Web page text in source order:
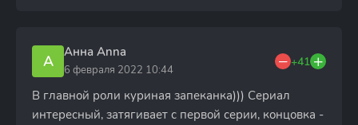
А Анна Anna
6 февраля 2022 10:44
+41
В главной роли куриная запеканка))) Сериал
интересный, затягивает с первой серии, концовка -